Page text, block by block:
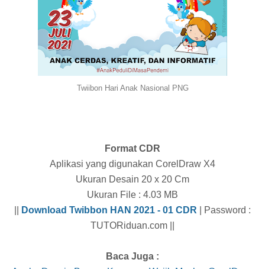
Twiibon Hari Anak Nasional PNG
Format CDR
Aplikasi yang digunakan CorelDraw X4
Ukuran Desain 20 x 20 Cm
Ukuran File : 4.03 MB
Download Twibbon HAN 2021 - 01 CDR | Password :
TUTORiduan.com ||
Baca Juga :